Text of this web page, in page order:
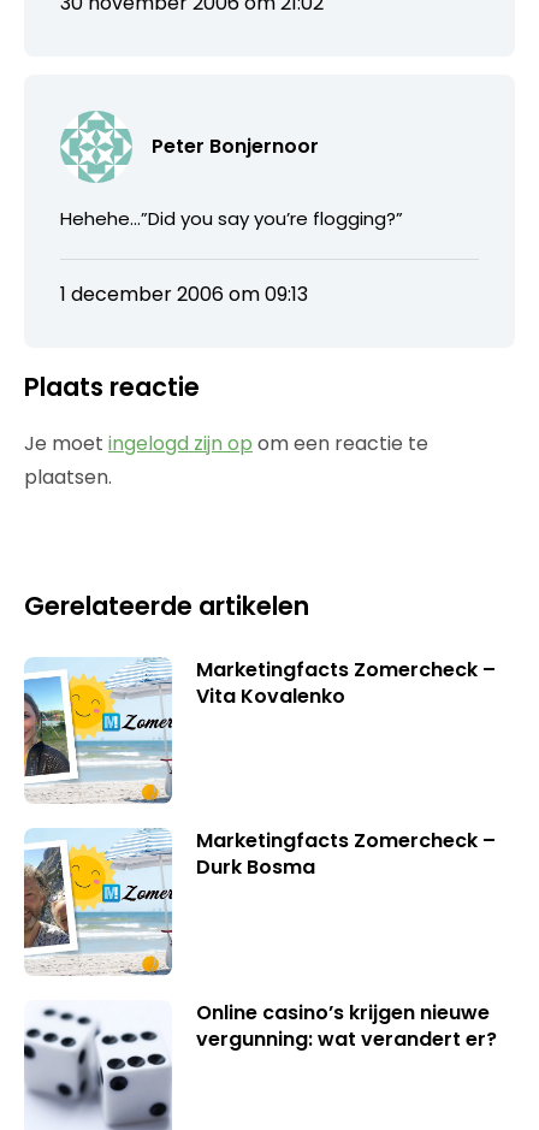
Peter Bonjernoor
Hehehe…”Did you say you’re flogging?”
1 december 2006 om 09:13
Plaats reactie
Je moet ingelogd zijn op om een reactie te
plaatsen.
Gerelateerde artikelen
Marketingfacts Zomercheck –
Vita Kovalenko
Marketingfacts Zomercheck –
Durk Bosma
Online casino’s krijgen nieuwe
vergunning: wat verandert er?